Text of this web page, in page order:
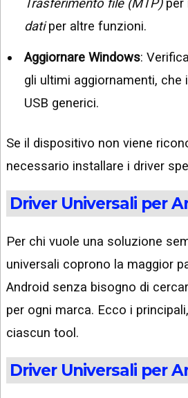
Trasferimento file (MTP)per
datiper altre funzioni.
Aggiornare Windows:
gli ultimi aggiornamenti, che
USB generici.
Se il dispositivo non viene
necessario installare i driver
Driver Universali per
Per chi vuole una soluzione
universali coprono la maggior
Android senza bisogno di
per ogni marca. Ecco i
ciascun tool.
Driver Universali per